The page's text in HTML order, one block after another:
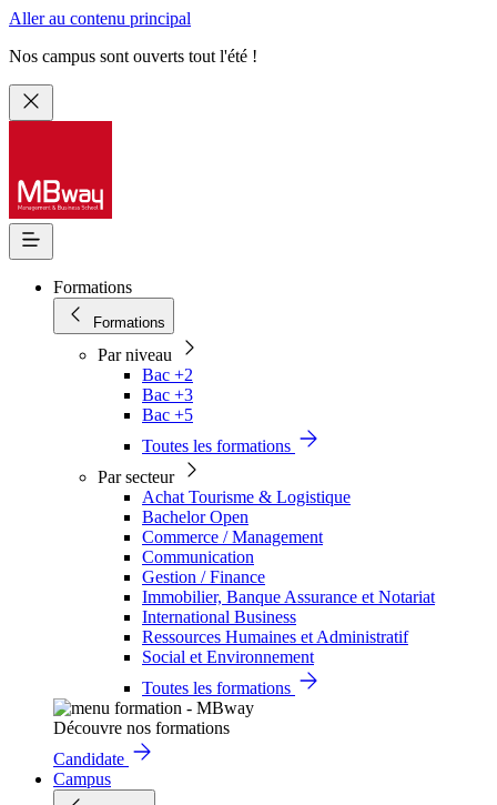
Aller au contenu principal
Nos campus sont ouverts tout l'été !
Formations
Formations
Par niveau
Bac +2
Bac +3
Bac +5
Toutes les formations
Par secteur
Achat Tourisme & Logistique
Bachelor Open
Commerce / Management
Communication
Gestion / Finance
Immobilier, Banque Assurance et Notariat
International Business
Ressources Humaines et Administratif
Social et Environnement
Toutes les formations
Découvre nos formations
Candidate
Campus